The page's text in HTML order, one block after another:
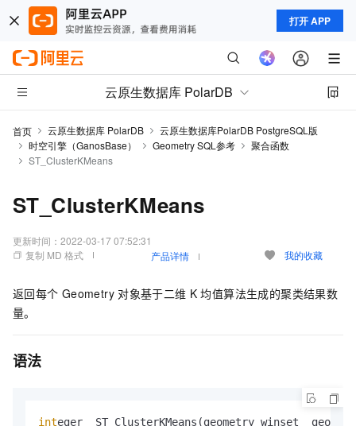
打开 APP
云原生数据库 PolarDB
首页 云原生数据库 PolarDB
云原生数据库PolarDB PostgreSQL版
时空引擎（GanosBase）
Geometry SQL参考
聚合函数
ST_ClusterKMeans
ST_ClusterKMeans
更新时间： 2022-03-17 07:52:31
复制 MD 格式
产品详情 我的收藏
返回每个 Geometry 对象基于二维 K 均值算法生成的聚类结果数
量。
语法
integer  ST_ClusterKMeans(geometry winset  geom ,